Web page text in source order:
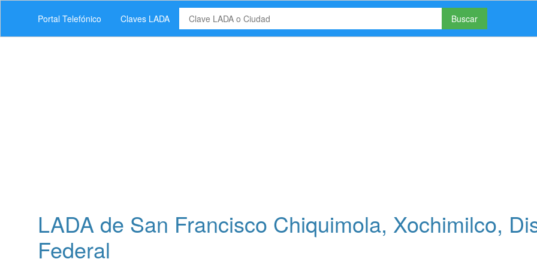
Portal Telefónico Claves LADA Buscar
LADA de San Francisco Chiquimola, Xochimilco,
Federal